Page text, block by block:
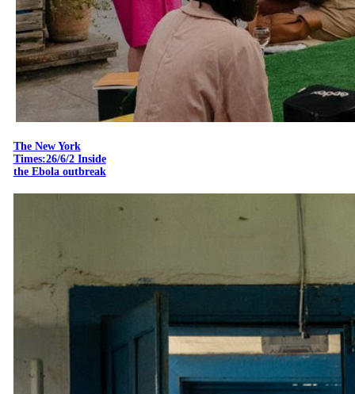
The New York
Times:26/6/2 Inside
the Ebola outbreak